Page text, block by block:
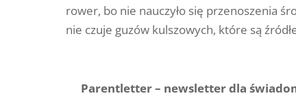
rower, bo nie nauczyło się przenoszenia
nie czuje guzów kulszowych, które są
Parentletter – newsletter dla